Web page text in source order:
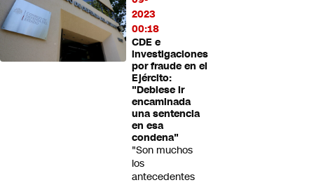
2023
00:18
CDE e
investigaciones
por fraude en el
Ejército:
"Debiese ir
encaminada
una sentencia
en esa
condena"
"Son muchos
los
antecedentes